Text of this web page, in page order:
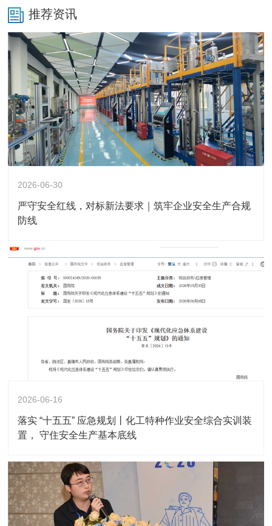
推荐资讯
2026-06-30
严守安全红线，对标新法要求｜筑牢企业安全生产合规
防线
2026-06-16
落实 “十五五” 应急规划丨化工特种作业安全综合实训装
置， 守住安全生产基本底线